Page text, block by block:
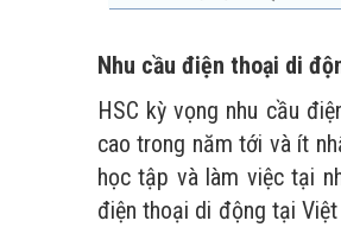
Nhu cầu điện thoại di
HSC kỳ vọng nhu cầu
cao trong năm tới và ít
học tập và làm việc tại
điện thoại di động tại